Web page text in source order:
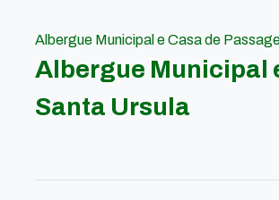
Albergue Municipal e Casa de
Albergue Municipal
Santa Ursula